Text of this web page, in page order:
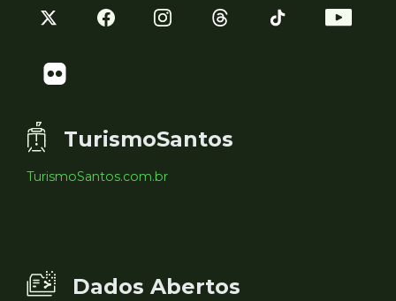
TurismoSantos
TurismoSantos.com.br
Dados Abertos